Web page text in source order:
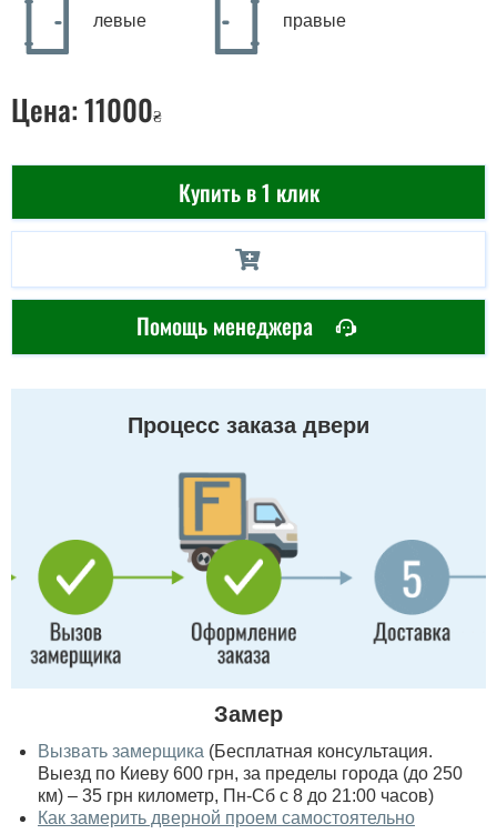
левые правые
Цена:11000₴
Купить в 1 клик
Помощь менеджера
Процесс заказа двери
Замер
Вызвать замерщика (Бесплатная консультация.
Выезд по Киеву 600 грн, за пределы города (до 250
км) – 35 грн километр, Пн-Сб с 8 до 21:00 часов)
Как замерить дверной проем самостоятельно